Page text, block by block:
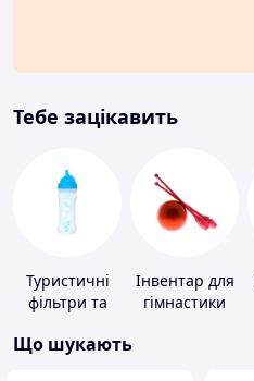
Тебе зацікавить
Туристичні
фільтри та
питної води
Інвентар для
гімнастики
Що шукають